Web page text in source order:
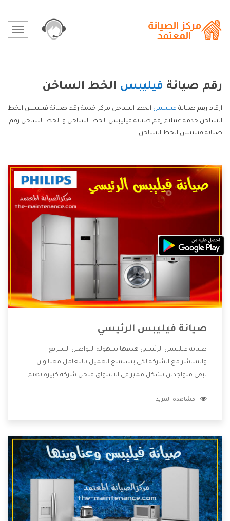
رقم صيانة فيليبس الخط الساخن
ارقام رقم صيانة فيليبس الخط الساخن مركز خدمة رقم صيانة فيليبس الخط
الساخن خدمة عملاء رقم صيانة فيليبس الخط الساخن و الخط الساخن رقم
صيانة فيليبس الخط الساخن.
صيانة فيليبس الرئيسي
صيانة فيليبس الرئيسي هدفها سهولة التواصل السريع
والمباشر مع الشركة لكى يستمتع العميل بالتعامل معنا وان
نبقى متواجدين بشكل مميز فى الاسواق فنحن شركة كبيرة نهتم
الشركة بها والتى تكون منها خدمة الصيانة التى تكون من أهم
وأقوى الأسعار التى تكون مناسبة لكثير من العملاء
مشاهدة المزيد